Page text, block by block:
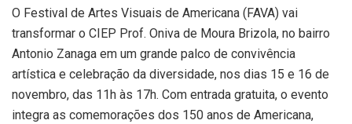
O Festival de Artes Visuais de Americana (FAVA) vai
transformar o CIEP Prof. Oniva de Moura Brizola, no bairro
Antonio Zanaga em um grande palco de convivência
artística e celebração da diversidade, nos dias 15 e 16 de
novembro, das 11h às 17h. Com entrada gratuita, o evento
integra as comemorações dos 150 anos de Americana,